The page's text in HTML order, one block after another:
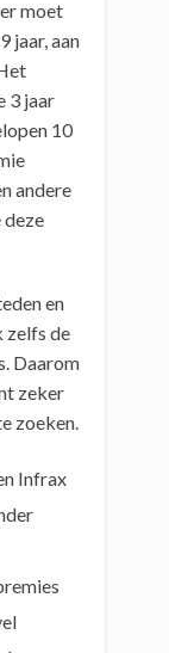
moet
jaar, aan
3 jaar
10
andere
deze
en
zelfs de
Daarom
zeker
zoeken.
Infrax